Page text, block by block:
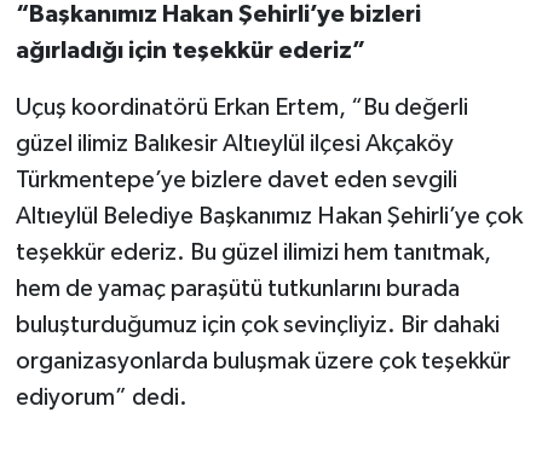
“Başkanımız Hakan Şehirli’ye bizleri
ağırladığı için teşekkür ederiz”
Uçuş koordinatörü Erkan Ertem, “Bu değerli
güzel ilimiz Balıkesir Altıeylül ilçesi Akçaköy
Türkmentepe’ye bizlere davet eden sevgili
Altıeylül Belediye Başkanımız Hakan Şehirli’ye çok
teşekkür ederiz. Bu güzel ilimizi hem tanıtmak,
hem de yamaç paraşütü tutkunlarını burada
buluşturduğumuz için çok sevinçliyiz. Bir dahaki
organizasyonlarda buluşmak üzere çok teşekkür
ediyorum” dedi.